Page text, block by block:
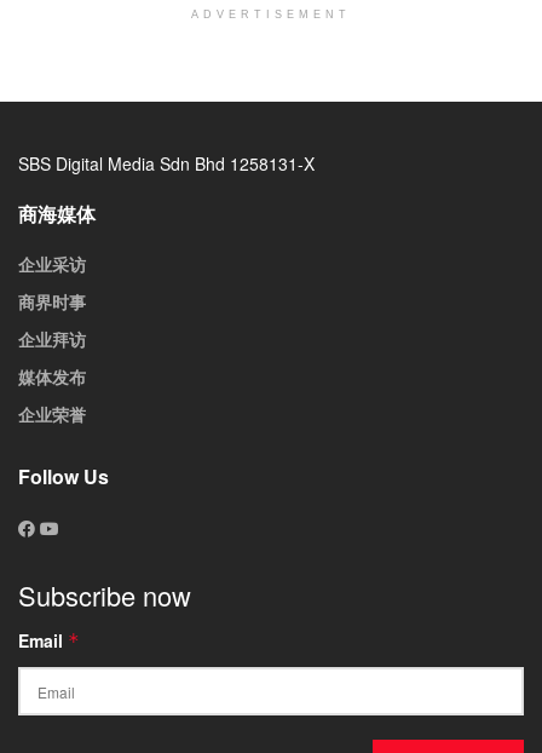
ADVERTISEMENT
SBS Digital Media Sdn Bhd 1258131-X
商海媒体
企业采访
商界时事
企业拜访
媒体发布
企业荣誉
Follow Us
Subscribe now
Email *